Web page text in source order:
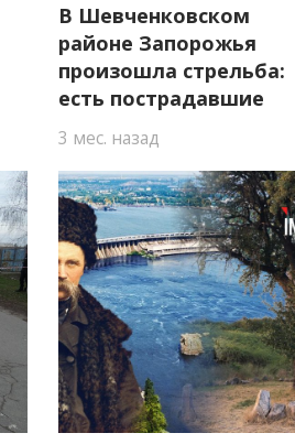
В Шевченковском
районе Запорожья
произошла стрельба:
есть пострадавшие
3 мес. назад